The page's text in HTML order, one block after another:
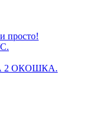
просто!
2 ОКОШКА.